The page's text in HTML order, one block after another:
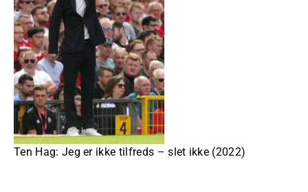
Ten Hag: Jeg er ikke tilfreds – slet ikke (2022)